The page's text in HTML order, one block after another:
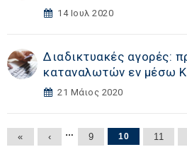
14 Ιουλ 2020
Διαδικτυακές αγορές:
καταναλωτών εν μέσω
21 Μάιος 2020
Σελίδες
« ‹ … 9 10 11